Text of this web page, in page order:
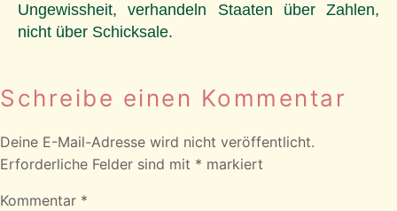
Ungewissheit, verhandeln Staaten über Zahlen,
nicht über Schicksale.
Schreibe einen Kommentar
Deine E-Mail-Adresse wird nicht veröffentlicht.
Erforderliche Felder sind mit * markiert
Kommentar *